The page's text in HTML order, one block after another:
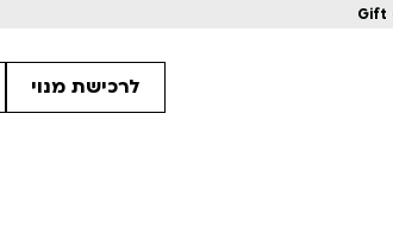
Gift
לרכישת מנוי